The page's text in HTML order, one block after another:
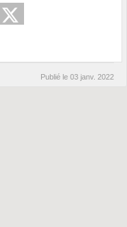
Publié le 03 janv. 2022